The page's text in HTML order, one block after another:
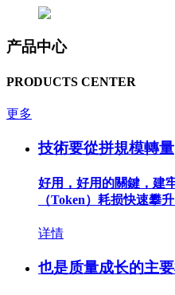
产品中心
PRODUCTS CENTER
更多
技術要從拼規模轉量
好用，好用的關鍵，建
（Token）耗损快速攀
详情
也是质量成长的主